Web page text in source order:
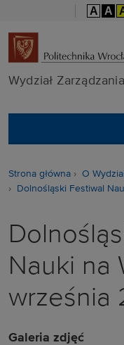
A A
Wydział Zarządzania
Strona główna O
Dolnośląski Festiwal
Nauki na
września
Galeria zdjęć